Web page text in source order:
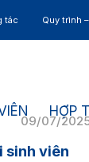
tác Quy trình
HỢP
09/07/
sinh viên